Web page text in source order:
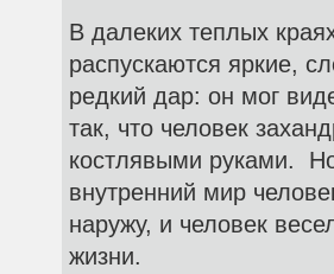
В далеких теплых
распускаются яркие,
редкий дар: он мог
так, что человек
костлявыми руками.
внутренний мир
наружу, и человек
жизни.